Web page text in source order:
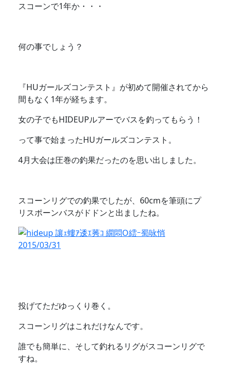
スコーンで1年か・・・
何の事でしょう？
『HUガールズコンテスト』が初めて開催されてから
間もなく1年が経ちます。
女の子でもHIDEUPルアーでバスを釣ってもらう！
って事で始まったHUガールズコンテスト。
4月大会は圧巻の釣果だったのを思い出しました。
スコーンリグでの釣果でしたが、60cmを筆頭にプ
リスポーンバスがドドンと出ましたね。
投げてただゆっくり巻く。
スコーンリグはこれだけなんです。
誰でも簡単に、そして釣れるリグがスコーンリグで
すね。